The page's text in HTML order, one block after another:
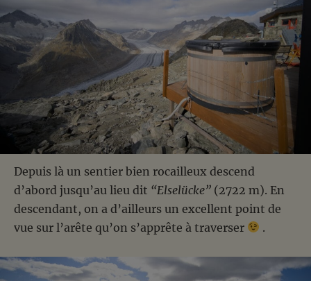
Depuis là un sentier bien rocailleux descend
d’abord jusqu’au lieu dit “Elselücke” (2722 m). En
descendant, on a d’ailleurs un excellent point de
vue sur l’arête qu’on s’apprête à traverser
.